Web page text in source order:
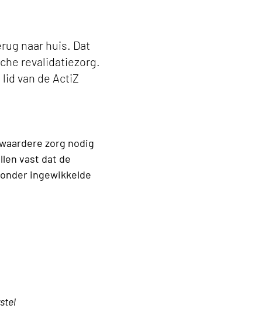
naar huis. Dat
revalidatiezorg.
van de ActiZ
zorg nodig
vast dat de
ingewikkelde